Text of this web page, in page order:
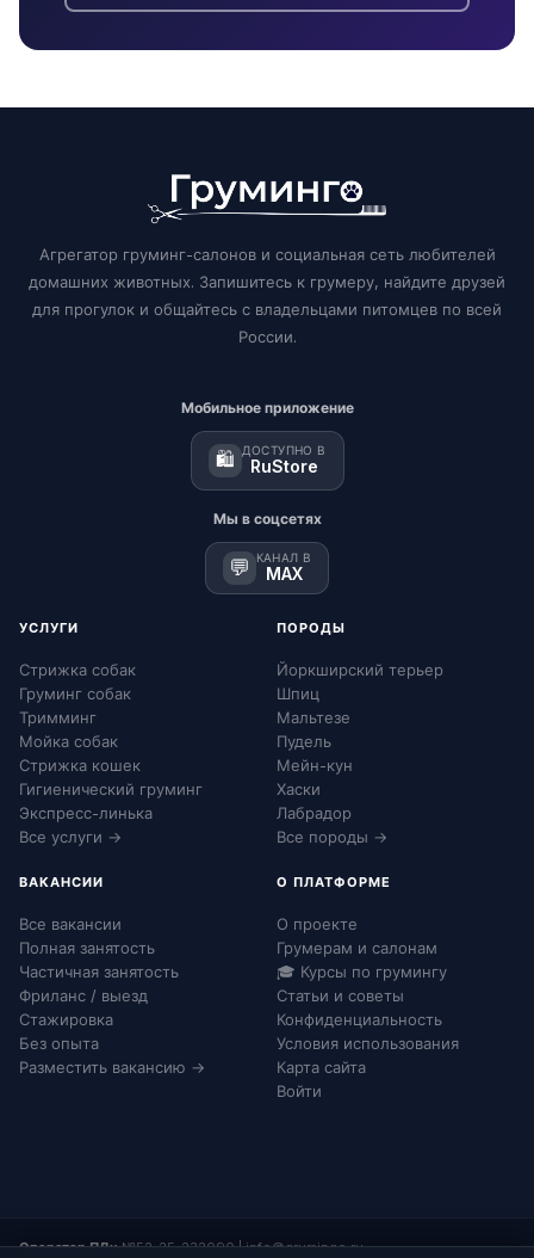
Агрегатор груминг-салонов и социальная сеть любителей
домашних животных. Запишитесь к грумеру, найдите друзей
для прогулок и общайтесь с владельцами питомцев по всей
России.
Мобильное приложение
🛍️ ДОСТУПНО В
RuStore
Мы в соцсетях
💬 КАНАЛ В
MAX
УСЛУГИ
Стрижка собак
Груминг собак
Тримминг
Мойка собак
Стрижка кошек
Гигиенический груминг
Экспресс-линька
Все услуги →
ПОРОДЫ
Йоркширский терьер
Шпиц
Мальтезе
Пудель
Мейн-кун
Хаски
Лабрадор
Все породы →
ВАКАНСИИ
Все вакансии
Полная занятость
Частичная занятость
Фриланс / выезд
Стажировка
Без опыта
Разместить вакансию →
О ПЛАТФОРМЕ
О проекте
Грумерам и салонам
🎓 Курсы по грумингу
Статьи и советы
Конфиденциальность
Условия использования
Карта сайта
Войти
Оператор ПДн:№52-25-232090|info@grumingo.ru